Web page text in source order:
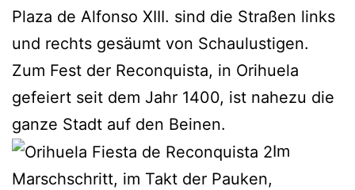
Plaza de Alfonso XIII. sind die Straßen links
und rechts gesäumt von Schaulustigen.
Zum Fest der Reconquista, in Orihuela
gefeiert seit dem Jahr 1400, ist nahezu die
ganze Stadt auf den Beinen.
Im
Marschschritt, im Takt der Pauken,